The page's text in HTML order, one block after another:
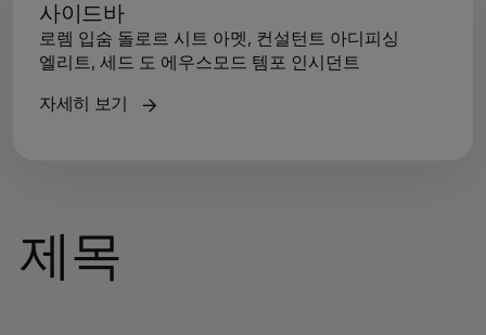
사이드바
로렘 입숨 돌로르 시트 아멧, 컨설턴트 아디피싱
엘리트, 세드 도 에우스모드 템포 인시던트
자세히 보기
제목